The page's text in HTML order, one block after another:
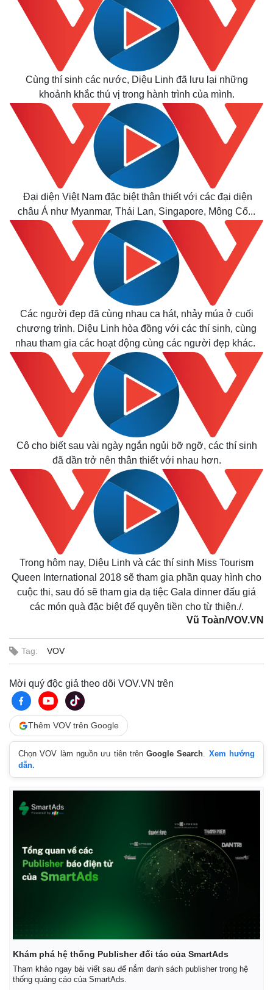
Bất động sản
Khởi nghiệp
Thị trường
Giá vàng
Tiêu dùng
Tỷ giá
Chứng khoán
Giá cà phê
Pháp luật
Vụ án
Quân sự - Quốc phòng
Vũ khí
Việt Nam
Phân tích
Cùng thí sinh các nước, Diệu Linh đã lưu lại những
khoảnh khắc thú vị trong hành trình của mình.
Đại diện Việt Nam đặc biệt thân thiết với các đại diện
châu Á như Myanmar, Thái Lan, Singapore, Mông Cổ...
Các người đẹp đã cùng nhau ca hát, nhảy múa ở cuối
chương trình. Diệu Linh hòa đồng với các thí sinh, cùng
nhau tham gia các hoạt động cùng các người đẹp khác.
Cô cho biết sau vài ngày ngắn ngủi bỡ ngỡ, các thí sinh
đã dần trở nên thân thiết với nhau hơn.
Trong hôm nay, Diệu Linh và các thí sinh Miss Tourism
Queen International 2018 sẽ tham gia phần quay hình cho
cuộc thi, sau đó sẽ tham gia dạ tiệc Gala dinner đấu giá
các món quà đặc biệt để quyên tiền cho từ thiện./.
Vũ Toàn/VOV.VN
Tag: VOV
Mời quý độc giả theo dõi VOV.VN trên
Thêm VOV trên Google
Chọn VOV làm nguồn ưu tiên trênGoogle Search. Xem hướng
dẫn.
Khám phá hệ thống Publisher đối tác của SmartAds
Tham khảo ngay bài viết sau để nắm danh sách publisher trong hệ
thống quảng cáo của SmartAds.